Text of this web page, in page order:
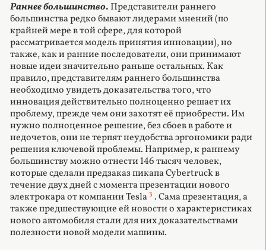
Раннее большинство. Представители раннего
большинства редко бывают лидерами мнений (по
крайней мере в той сфере, для которой
рассматривается модель принятия инновации), но
также, как и ранние последователи, они принимают
новые идеи значительно раньше остальных. Как
правило, представителям раннего большинства
необходимо увидеть доказательства того, что
инновация действительно полноценно решает их
проблему, прежде чем они захотят её приобрести. Им
нужно полноценное решение, без сбоев в работе и
недочетов, они не терпят неудобства эргономики ради
решения ключевой проблемы. Например, к раннему
большинству можно отнести 146 тысяч человек,
которые сделали предзаказ пикапа Cybertruck в
течение двух дней с момента презентации нового
электрокара от компании Tesla3 . Сама презентация, а
также предшествующие ей новости о характеристиках
нового автомобиля стали для них доказательствами
полезности новой модели машины.